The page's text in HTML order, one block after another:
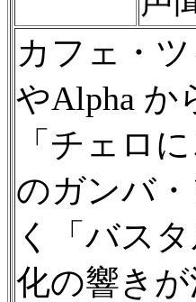
カフェ・
やAlpha か
「チェロ
のガンバ
く「バス
化の響きが